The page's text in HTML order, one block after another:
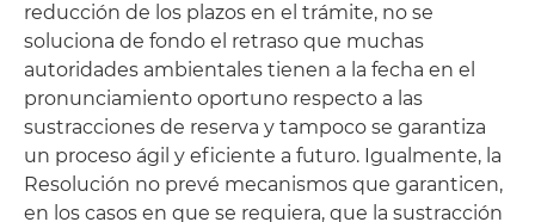
reducción de los plazos en el trámite, no se
soluciona de fondo el retraso que muchas
autoridades ambientales tienen a la fecha en el
pronunciamiento oportuno respecto a las
sustracciones de reserva y tampoco se garantiza
un proceso ágil y eficiente a futuro. Igualmente, la
Resolución no prevé mecanismos que garanticen,
en los casos en que se requiera, que la sustracción